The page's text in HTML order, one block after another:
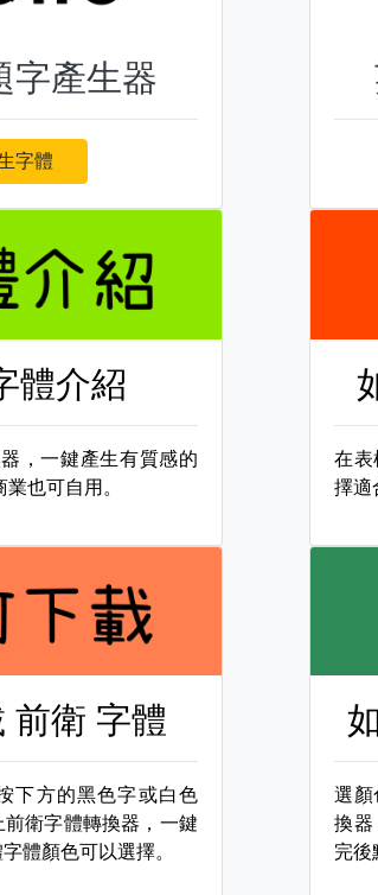
字產生器
字體
體介紹
，一鍵產生有質感的
也可自用。
在表
擇適
前衛 字體
下方的黑色字或白色
衛字體轉換器，一鍵
體顏色可以選擇。
選顏
換器
完後